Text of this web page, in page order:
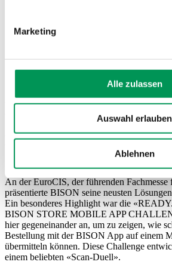
Marketing
Alle zulassen
Auswahl erlauben
Ablehnen
Messeauftritt
BISON präsentierte sich
An der EuroCIS, der führenden
präsentierte BISON seine neusten
Ein besonderes Highlight war die
BISON STORE MOBILE APP
hier gegeneinander an, um zu zeigen, wie
Bestellung mit der BISON App auf einem
übermitteln können. Diese Challenge
einem beliebten «Scan-Duell».